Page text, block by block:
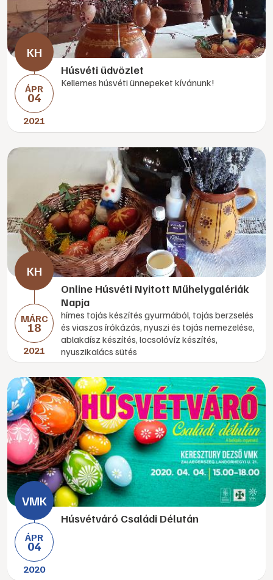
ÁPR
04
2021
Húsvéti üdvözlet
Kellemes húsvéti ünnepeket kívánunk!
MÁRC
18
2021
Online Húsvéti Nyitott Műhelygalériák
Napja
hímes tojás készítés gyurmából, tojás berzselés
és viaszos írókázás, nyuszi és tojás nemezelése,
ablakdísz készítés, locsolóvíz készítés,
nyuszikalács sütés
ÁPR
04
2020
Húsvétváró Családi Délután